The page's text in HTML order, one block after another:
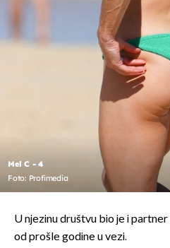
Mel C - 4
Foto: Profimedia
U njezinu društvu bio je i partner
od prošle godine u vezi.